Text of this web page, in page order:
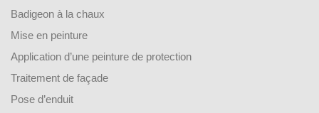
Badigeon à la chaux
Mise en peinture
Application d’une peinture de protection
Traitement de façade
Pose d’enduit